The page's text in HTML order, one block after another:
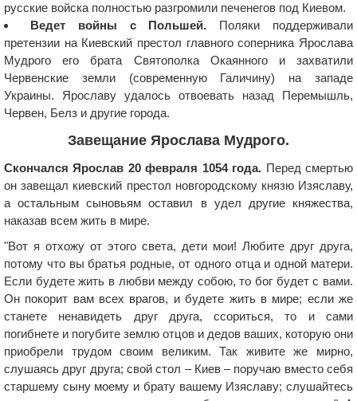
русские войска полностью разгромили печенегов под Киевом.
Ведет войны с Польшей. Поляки поддерживали
претензии на Киевский престол главного соперника Ярослава
Мудрого его брата Святополка Окаянного и захватили
Червенские земли (современную Галичину) на западе
Украины. Ярославу удалось отвоевать назад Перемышль,
Червен, Белз и другие города.
Завещание Ярослава Мудрого.
Скончался Ярослав 20 февраля 1054 года. Перед смертью
он завещал киевский престол новгородскому князю Изяславу,
а остальным сыновьям оставил в удел другие княжества,
наказав всем жить в мире.
"Вот я отхожу от этого света, дети мои! Любите друг друга,
потому что вы братья родные, от одного отца и одной матери.
Если будете жить в любви между собою, то бог будет с вами.
Он покорит вам всех врагов, и будете жить в мире; если же
станете ненавидеть друг друга, ссориться, то и сами
погибнете и погубите землю отцов и дедов ваших, которую они
приобрели трудом своим великим. Так живите же мирно,
слушаясь друг друга; свой стол – Киев – поручаю вместо себя
старшему сыну моему и брату вашему Изяславу; слушайтесь